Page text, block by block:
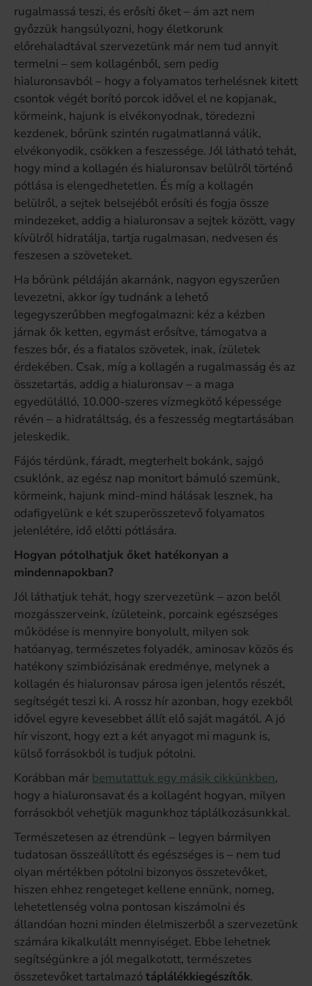
rugalmassá teszi, és erősíti őket – ám azt nem
győzzük hangsúlyozni, hogy életkorunk
előrehaladtával szervezetünk már nem tud annyit
termelni – sem kollagénből, sem pedig
hialuronsavból – hogy a folyamatos terhelésnek kitett
csontok végét borító porcok idővel el ne kopjanak,
körmeink, hajunk is elvékonyodnak, töredezni
kezdenek, bőrünk szintén rugalmatlanná válik,
elvékonyodik, csökken a feszessége. Jól látható tehát,
hogy mind a kollagén és hialuronsav belülről történő
pótlása is elengedhetetlen. És míg a kollagén
belülről, a sejtek belsejéből erősíti és fogja össze
mindezeket, addig a hialuronsav a sejtek között, vagy
kívülről hidratálja, tartja rugalmasan, nedvesen és
feszesen a szöveteket.
Ha bőrünk példáján akarnánk, nagyon egyszerűen
levezetni, akkor így tudnánk a lehető
legegyszerűbben megfogalmazni: kéz a kézben
járnak ők ketten, egymást erősítve, támogatva a
feszes bőr, és a fiatalos szövetek, inak, ízületek
érdekében. Csak, míg a kollagén a rugalmasság és az
összetartás, addig a hialuronsav – a maga
egyedülálló, 10.000-szeres vízmegkötő képessége
révén – a hidratáltság, és a feszesség megtartásában
jeleskedik.
Fájós térdünk, fáradt, megterhelt bokánk, sajgó
csuklónk, az egész nap monitort bámuló szemünk,
körmeink, hajunk mind-mind hálásak lesznek, ha
odafigyelünk e két szuperösszetevő folyamatos
jelenlétére, idő előtti pótlására.
Hogyan pótolhatjuk őket hatékonyan a
mindennapokban?
Jól láthatjuk tehát, hogy szervezetünk – azon belől
mozgásszerveink, ízületeink, porcaink egészséges
működése is mennyire bonyolult, milyen sok
hatóanyag, természetes folyadék, aminosav közös és
hatékony szimbiózisának eredménye, melynek a
kollagén és hialuronsav párosa igen jelentős részét,
segítségét teszi ki. A rossz hír azonban, hogy ezekből
idővel egyre kevesebbet állít elő saját magától. A jó
hír viszont, hogy ezt a két anyagot mi magunk is,
külső forrásokból is tudjuk pótolni.
Korábban már bemutattuk egy másik cikkünkben,
hogy a hialuronsavat és a kollagént hogyan, milyen
forrásokból vehetjük magunkhoz táplálkozásunkkal.
Természetesen az étrendünk – legyen bármilyen
tudatosan összeállított és egészséges is – nem tud
olyan mértékben pótolni bizonyos összetevőket,
hiszen ehhez rengeteget kellene ennünk, nomeg,
lehetetlenség volna pontosan kiszámolni és
állandóan hozni minden élelmiszerből a szervezetünk
számára kikalkulált mennyiséget. Ebbe lehetnek
segítségünkre a jól megalkotott, természetes
összetevőket tartalmazótáplálékkiegészítők.